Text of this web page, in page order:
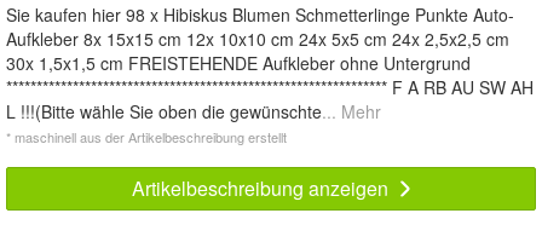
Sie kaufen hier 98 x Hibiskus Blumen Schmetterlinge Punkte Auto-
Aufkleber 8x 15x15 cm 12x 10x10 cm 24x 5x5 cm 24x 2,5x2,5 cm
30x 1,5x1,5 cm FREISTEHENDE Aufkleber ohne Untergrund
*************************************************************** F A RB AU SW AH
L !!!(Bitte wähle Sie oben die gewünschte... Mehr
* maschinell aus der Artikelbeschreibung erstellt
Artikelbeschreibung anzeigen